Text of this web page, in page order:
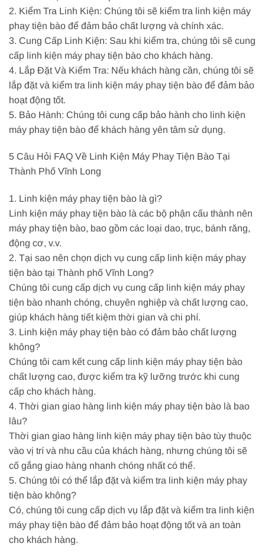
2. Kiểm Tra Linh Kiện: Chúng tôi sẽ kiểm tra linh kiện máy
phay tiện bào để đảm bảo chất lượng và chính xác.
3. Cung Cấp Linh Kiện: Sau khi kiểm tra, chúng tôi sẽ cung
cấp linh kiện máy phay tiện bào cho khách hàng.
4. Lắp Đặt Và Kiểm Tra: Nếu khách hàng cần, chúng tôi sẽ
lắp đặt và kiểm tra linh kiện máy phay tiện bào để đảm bảo
hoạt động tốt.
5. Bảo Hành: Chúng tôi cung cấp bảo hành cho linh kiện
máy phay tiện bào để khách hàng yên tâm sử dụng.
5 Câu Hỏi FAQ Về Linh Kiện Máy Phay Tiện Bào Tại
Thành Phố Vĩnh Long
1. Linh kiện máy phay tiện bào là gì?
Linh kiện máy phay tiện bào là các bộ phận cấu thành nên
máy phay tiện bào, bao gồm các loại dao, trục, bánh răng,
động cơ, v.v.
2. Tại sao nên chọn dịch vụ cung cấp linh kiện máy phay
tiện bào tại Thành phố Vĩnh Long?
Chúng tôi cung cấp dịch vụ cung cấp linh kiện máy phay
tiện bào nhanh chóng, chuyên nghiệp và chất lượng cao,
giúp khách hàng tiết kiệm thời gian và chi phí.
3. Linh kiện máy phay tiện bào có đảm bảo chất lượng
không?
Chúng tôi cam kết cung cấp linh kiện máy phay tiện bào
chất lượng cao, được kiểm tra kỹ lưỡng trước khi cung
cấp cho khách hàng.
4. Thời gian giao hàng linh kiện máy phay tiện bào là bao
lâu?
Thời gian giao hàng linh kiện máy phay tiện bào tùy thuộc
vào vị trí và nhu cầu của khách hàng, nhưng chúng tôi sẽ
cố gắng giao hàng nhanh chóng nhất có thể.
5. Chúng tôi có thể lắp đặt và kiểm tra linh kiện máy phay
tiện bào không?
Có, chúng tôi cung cấp dịch vụ lắp đặt và kiểm tra linh kiện
máy phay tiện bào để đảm bảo hoạt động tốt và an toàn
cho khách hàng.